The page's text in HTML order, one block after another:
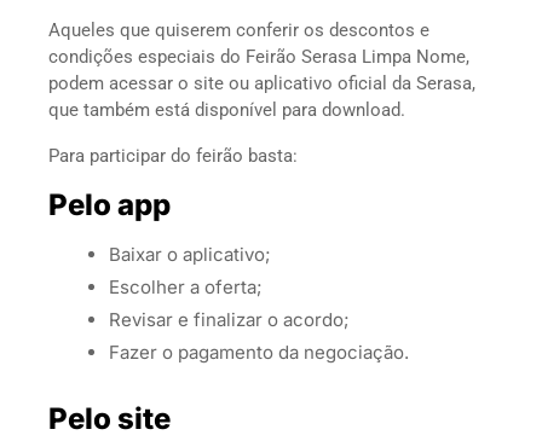
Aqueles que quiserem conferir os descontos e
condições especiais do Feirão Serasa Limpa Nome,
podem acessar o site ou aplicativo oficial da Serasa,
que também está disponível para download.
Para participar do feirão basta:
Pelo app
Baixar o aplicativo;
Escolher a oferta;
Revisar e finalizar o acordo;
Fazer o pagamento da negociação.
Pelo site